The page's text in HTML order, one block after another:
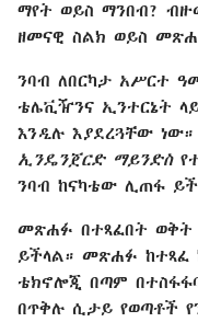
ማየት ወይስ ማንበብ?
ዘመናዊ ስልክ ወይስ
ንባብ ለበርካታ አሥርተ
ቴሌቪዥንና ኢንተርኔት
እንዲሉ እያደረጓቸው
ኢንዴንጀርድ ማይንድስ
ንባብ ከናካቴው ሊጠፋ
መጽሐፉ በተጻፈበት ወቅት
ይችላል። መጽሐፉ ከተጻፈ
ቴክኖሎጂ በጣም
በጥቅሉ ሲታይ የወጣቶች